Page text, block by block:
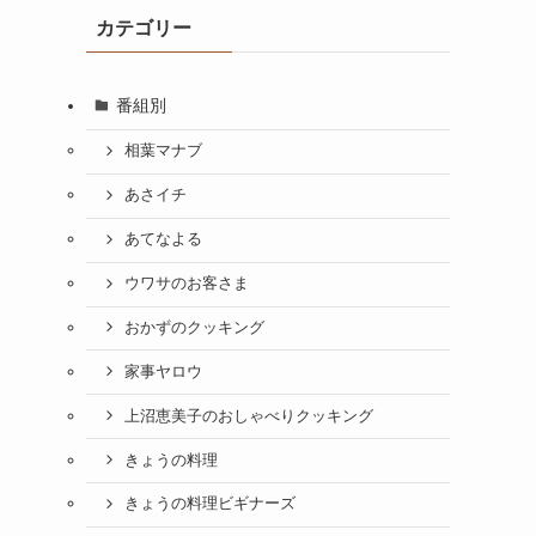
カテゴリー
番組別
相葉マナブ
あさイチ
あてなよる
ウワサのお客さま
おかずのクッキング
家事ヤロウ
上沼恵美子のおしゃべりクッキング
きょうの料理
きょうの料理ビギナーズ